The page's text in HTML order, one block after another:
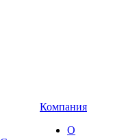
Компания
О